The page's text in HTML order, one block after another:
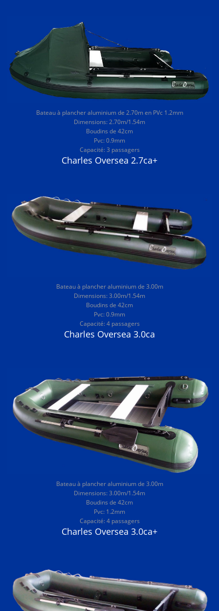
Bateau à plancher aluminium de 2.70m en PVc 1.2mm
Dimensions: 2.70m/1.54m
Boudins de 42cm
Pvc: 0.9mm
Capacité: 3 passagers
Charles Oversea 2.7ca+
Bateau à plancher aluminium de 3.00m
Dimensions: 3.00m/1.54m
Boudins de 42cm
Pvc: 0.9mm
Capacité: 4 passagers
Charles Oversea 3.0ca
Bateau à plancher aluminium de 3.00m
Dimensions: 3.00m/1.54m
Boudins de 42cm
Pvc: 1.2mm
Capacité: 4 passagers
Charles Oversea 3.0ca+